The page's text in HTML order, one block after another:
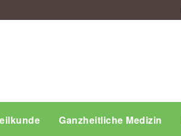
Ganzheitliche Medizin